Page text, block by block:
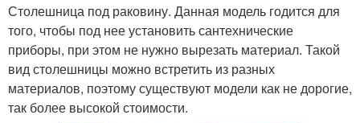
Столешница под раковину. Данная модель годится для
того, чтобы под нее установить сантехнические
приборы, при этом не нужно вырезать материал. Такой
вид столешницы можно встретить из разных
материалов, поэтому существуют модели как не дорогие,
так более высокой стоимости.